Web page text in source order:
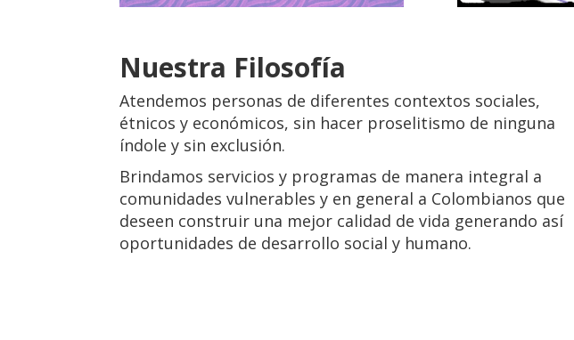
Nuestra Filosofía
Atendemos personas de diferentes contextos sociales,
étnicos y económicos, sin hacer proselitismo de ninguna
índole y sin exclusión.
Brindamos servicios y programas de manera integral a
comunidades vulnerables y en general a Colombianos que
deseen construir una mejor calidad de vida generando así
oportunidades de desarrollo social y humano.